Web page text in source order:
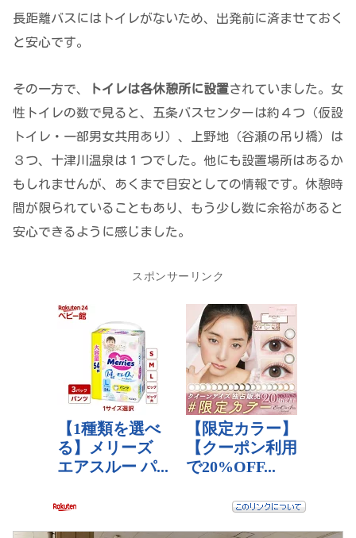
長距離バスにはトイレがないため、出発前に済ませておく
と安心です。
その一方で、 トイレは各休憩所に設置されていました。女
性トイレの数で見ると、五条バスセンターは約４つ（仮設
トイレ・一部男女共用あり）、上野地（谷瀬の吊り橋）は
３つ、十津川温泉は１つでした。他にも設置場所はあるか
もしれませんが、あくまで目安としての情報です。休憩時
間が限られていることもあり、もう少し数に余裕があると
安心できるように感じました。
スポンサーリンク